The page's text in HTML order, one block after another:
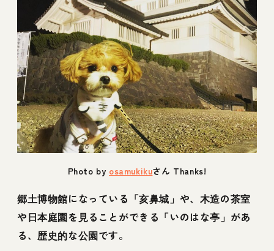
Photo by osamukikuさん Thanks!
郷土博物館になっている「亥鼻城」や、木造の茶室
や日本庭園を見ることができる「いのはな亭」があ
る、歴史的な公園です。